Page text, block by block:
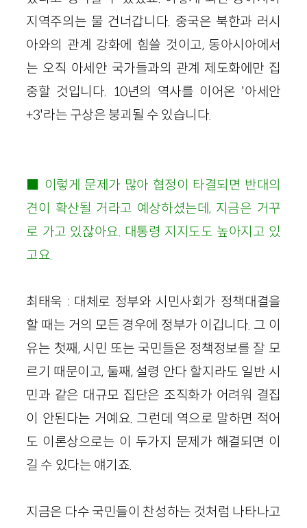
지역주의는 물 건너갑니다. 중국은 북한과 러시
아와의 관계 강화에 힘쓸 것이고, 동아시아에서
는 오직 아세안 국가들과의 관계 제도화에만 집
중할 것입니다. 10년의 역사를 이어온 '아세안
+3'라는 구상은 붕괴될 수 있습니다.
■ 이렇게 문제가 많아 협정이 타결되면 반대의
견이 확산될 거라고 예상하셨는데, 지금은 거꾸
로 가고 있잖아요. 대통령 지지도도 높아지고 있
고요.
최태욱 : 대체로 정부와 시민사회가 정책대결을
할 때는 거의 모든 경우에 정부가 이깁니다. 그 이
유는 첫째, 시민 또는 국민들은 정책정보를 잘 모
르기 때문이고, 둘째, 설령 안다 할지라도 일반 시
민과 같은 대규모 집단은 조직화가 어려워 결집
이 안된다는 거예요. 그런데 역으로 말하면 적어
도 이론상으로는 이 두가지 문제가 해결되면 이
길 수 있다는 얘기죠.
지금은 다수 국민들이 찬성하는 것처럼 나타나고